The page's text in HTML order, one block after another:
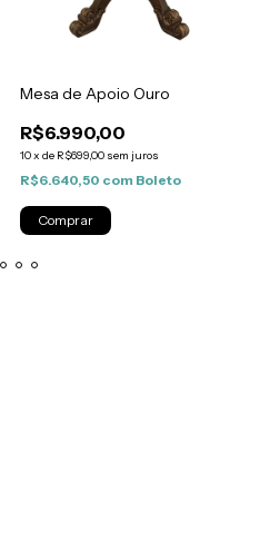
Mesa de Apoio Ouro
R$6.990,00
10x de R$699,00 sem juros
R$6.640,50 com Boleto